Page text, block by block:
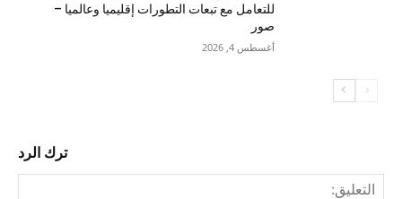
للتعامل مع تبعات التطورات إقليميا وعالميا –
صور
أغسطس 4, 2026
ترك الرد